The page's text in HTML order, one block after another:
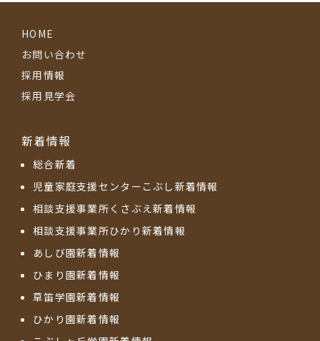
HOME
お問い合わせ
採用情報
採用見学会
新着情報
総合新着
児童家庭支援センターこぶし新着情報
相談支援事業所くさぶえ新着情報
相談支援事業所ひかり新着情報
あしび園新着情報
ひまり園新着情報
草笛学園新着情報
ひかり園新着情報